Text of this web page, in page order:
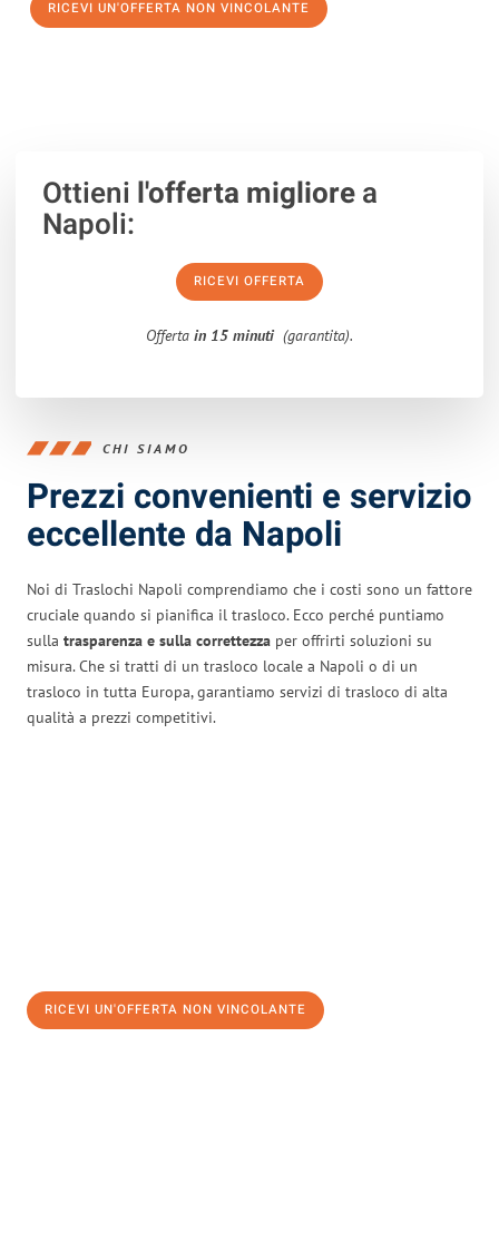
RICEVI UN'OFFERTA NON VINCOLANTE
Ottieni l'offerta migliorea
Napoli:
RICEVI OFFERTA
Offerta in 15 minuti (garantita).
CHI SIAMO
Prezzi convenienti e servizio
eccellente da Napoli
Noi di Traslochi Napoli comprendiamo che i costi sono un fattore
cruciale quando si pianifica il trasloco. Ecco perché puntiamo
sulla trasparenza e sulla correttezza per offrirti soluzioni su
misura. Che si tratti di un trasloco locale a Napoli o di un
trasloco in tutta Europa, garantiamo servizi di trasloco di alta
qualità a prezzi competitivi.
RICEVI UN'OFFERTA NON VINCOLANTE